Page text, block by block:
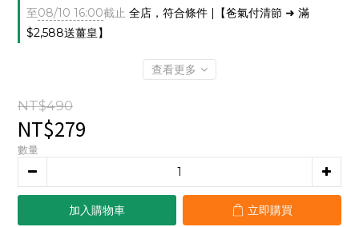
至08/10 16:00截止 全店，符合條件 |【爸氣付清節 ➜ 滿
$2,588送薑皇】
查看更多
NT$490
NT$279
數量
加入購物車 立即購買